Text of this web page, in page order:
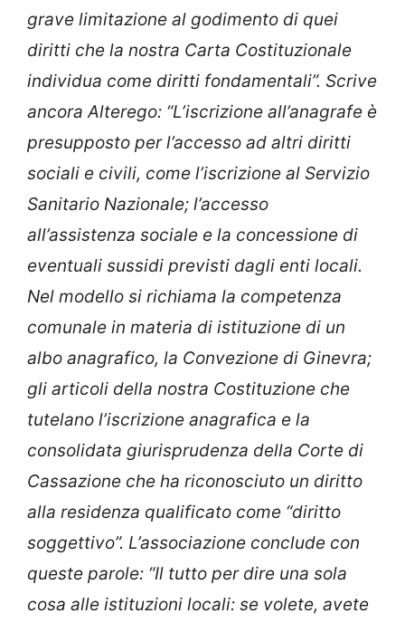
grave limitazione al godimento di quei
diritti che la nostra Carta Costituzionale
individua come diritti fondamentali”. Scrive
ancora Alterego: “L’iscrizione all’anagrafe è
presupposto per l’accesso ad altri diritti
sociali e civili, come l’iscrizione al Servizio
Sanitario Nazionale; l’accesso
all’assistenza sociale e la concessione di
eventuali sussidi previsti dagli enti locali.
Nel modello si richiama la competenza
comunale in materia di istituzione di un
albo anagrafico, la Convezione di Ginevra;
gli articoli della nostra Costituzione che
tutelano l’iscrizione anagrafica e la
consolidata giurisprudenza della Corte di
Cassazione che ha riconosciuto un diritto
alla residenza qualificato come “diritto
soggettivo”. L’associazione conclude con
queste parole: “Il tutto per dire una sola
cosa alle istituzioni locali: se volete, avete